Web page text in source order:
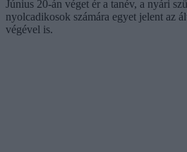
Június 20-án véget ér a tanév, a nyári
nyolcadikosok számára egyet jelent az
végével is.